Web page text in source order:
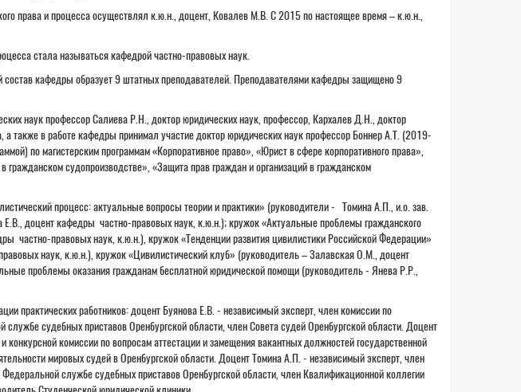
права и процесса осуществлял к.ю.н., доцент, Ковалев М.В. С 2015 по настоящее время – к.ю.н.,
стала называться кафедрой частно-правовых наук.
кафедры образует 9 штатных преподавателей. Преподавателями кафедры защищено 9
наук профессор Салиева Р.Н., доктор юридических наук, профессор, Кархалев Д.Н., доктор
также в работе кафедры принимал участие доктор юридических наук профессор Боннер А.Т. (2019-
по магистерским программам «Корпоративное право», «Юрист в сфере корпоративного права»,
судопроизводстве», «Защита прав граждан и организаций в гражданском
процесс: актуальные вопросы теории и практики» (руководители - Томина А.П., и.о. зав.
доцент кафедры частно-правовых наук, к.ю.н.); кружок «Актуальные проблемы гражданского
частно-правовых наук, к.ю.н.), кружок «Тенденции развития цивилистики Российской Федерации»
наук, к.ю.н.), кружок «Цивилистический клуб» (руководитель – Залавская О.М., доцент
проблемы оказания гражданам бесплатной юридической помощи (руководитель - Янева Р.Р.,
практических работников:доцент Буянова Е.В. - независимый эксперт, член комиссии по
судебных приставов Оренбургской области, член Совета судей Оренбургской области. Доцент
комиссии по вопросам аттестации и замещения вакантных должностей государственной
мировых судей в Оренбургской области. Доцент Томина А.П. - независимый эксперт, член
службе судебных приставов Оренбургской области, член Квалификационной коллегии